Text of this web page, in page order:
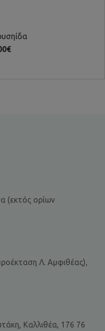
(εκτός ορίων
Λ. Αμφιθέας),
Καλλιθέα, 176 76